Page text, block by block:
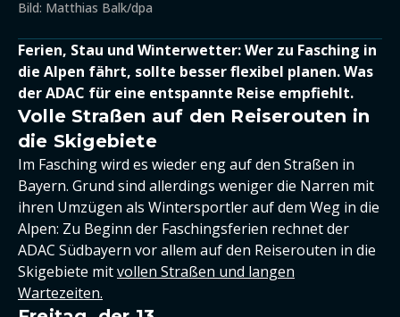
Bild: Matthias Balk/dpa
Ferien, Stau und Winterwetter: Wer zu Fasching in
die Alpen fährt, sollte besser flexibel planen. Was
der ADAC für eine entspannte Reise empfiehlt.
Volle Straßen auf den Reiserouten in
die Skigebiete
Im Fasching wird es wieder eng auf den Straßen in
Bayern. Grund sind allerdings weniger die Narren mit
ihren Umzügen als Wintersportler auf dem Weg in die
Alpen: Zu Beginn der Faschingsferien rechnet der
ADAC Südbayern vor allem auf den Reiserouten in die
Skigebiete mitvollen Straßen und langen
Wartezeiten.